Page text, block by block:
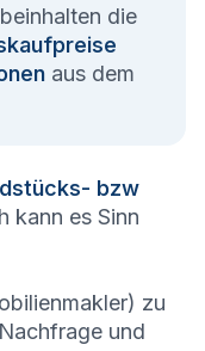
die
aus dem
bzw
kann es Sinn
zu
und